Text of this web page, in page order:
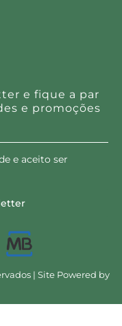
e fique a par
e promoções
e aceito ser
| Site Powered by